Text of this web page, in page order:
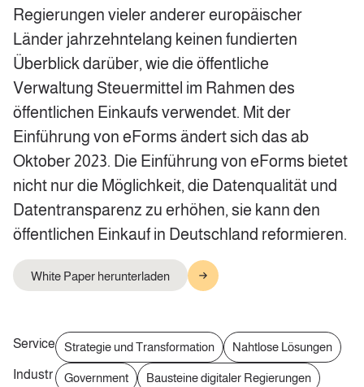
Regierungen vieler anderer europäischer
Länder jahrzehntelang keinen fundierten
Überblick darüber, wie die öffentliche
Verwaltung Steuermittel im Rahmen des
öffentlichen Einkaufs verwendet. Mit der
Einführung von eForms ändert sich das ab
Oktober 2023. Die Einführung von eForms bietet
nicht nur die Möglichkeit, die Datenqualität und
Datentransparenz zu erhöhen, sie kann den
öffentlichen Einkauf in Deutschland reformieren.
White Paper herunterladen
Service Strategie und Transformation
Nahtlose Lösungen
Industr
Government Bausteine digitaler Regierungen